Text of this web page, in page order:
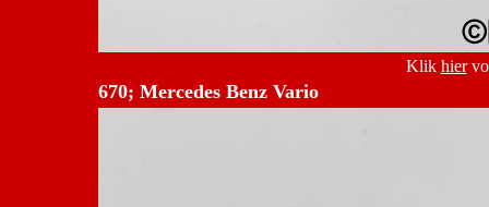
Klik hier
670; Mercedes Benz Vario